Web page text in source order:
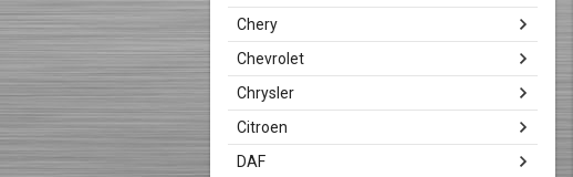
Chery
Chevrolet
Chrysler
Citroen
DAF